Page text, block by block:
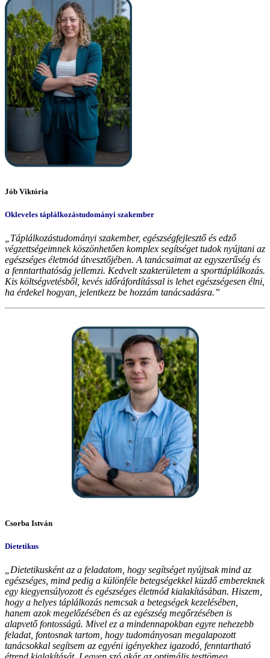
Jób Viktória
Okleveles táplálkozástudományi szakember
„Táplálkozástudományi szakember, egészségfejlesztő és edző
végzettségeimnek köszönhetően komplex segítséget tudok nyújtani az
egészséges életmód útvesztőjében. A tanácsaimat az egyszerűség és
a fenntarthatóság jellemzi. Kedvelt szakterületem a sporttáplálkozás.
Kis költségvetésből, kevés időráfordítással is lehet egészségesen élni,
ha érdekel hogyan, jelentkezz be hozzám tanácsadásra.”
Csorba István
Dietetikus
„Dietetikusként az a feladatom, hogy segítséget nyújtsak mind az
egészséges, mind pedig a különféle betegségekkel küzdő embereknek
egy kiegyensúlyozott és egészséges életmód kialakításában. Hiszem,
hogy a helyes táplálkozás nemcsak a betegségek kezelésében,
hanem azok megelőzésében és az egészség megőrzésében is
alapvető fontosságú. Mivel ez a mindennapokban egyre nehezebb
feladat, fontosnak tartom, hogy tudományosan megalapozott
tanácsokkal segítsem az egyéni igényekhez igazodó, fenntartható